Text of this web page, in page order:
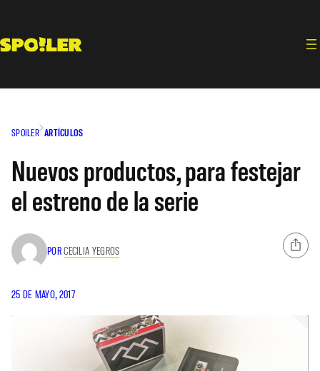
contenido
SPOILER ARTÍCULOS
Nuevos productos, para festejar
el estreno de la serie
PORCECILIA YEGROS
25 DE MAYO, 2017